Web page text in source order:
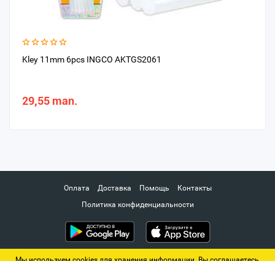
Kley 11mm 6pcs INGCO AKTGS2061
29,55 man.
Оплата Доставка Помощь
Контакты
Политика конфиденциальности